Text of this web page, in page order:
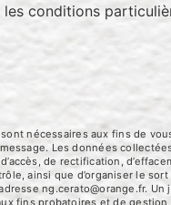
conditions
nécessaires aux fins de
Les données
de rectification,
ainsi que d’organiser le
ng.cerato@orange.fr.
fins probatoires et de